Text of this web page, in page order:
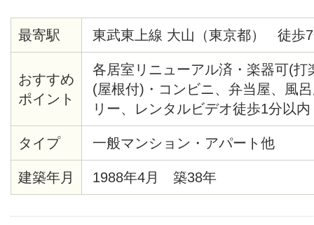
最寄駅 東武東上線 大山（東京都） 徒歩
おすすめ
ポイント
各居室リニューアル済・楽器可(打
(屋根付)・コンビニ、弁当屋、風
リー、レンタルビデオ徒歩1分以
歩5分・郵便局、バス停徒歩2分・
ル電化・防犯カメラ設置・楽器応
Ｍ、フリーＷｉＦｉ
タイプ 一般マンション・アパート他
建築年月 1988年4月 築38年